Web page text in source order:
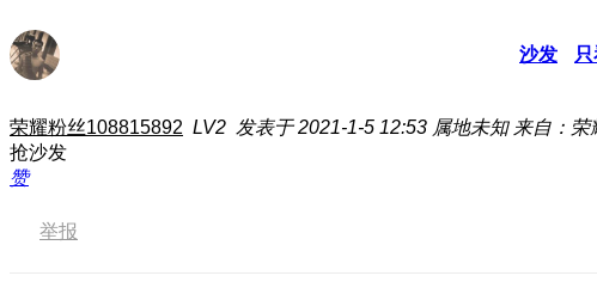
沙发
荣耀粉丝108815892 LV2 发表于 2021-1-5 12:53 属地未知 来自：荣
抢沙发
赞
举报